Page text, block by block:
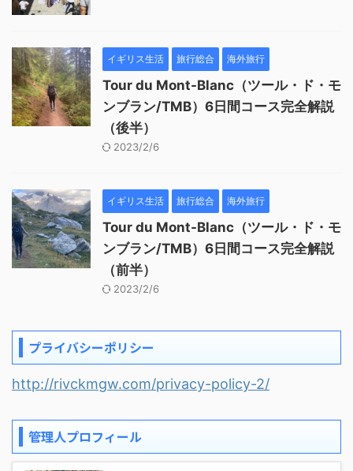
イギリス生活 旅行総合 海外旅行
Tour du Mont-Blanc（ツール・ド・モ
ンブラン/TMB）6日間コース完全解説
（後半）
2023/2/6
イギリス生活 旅行総合 海外旅行
Tour du Mont-Blanc（ツール・ド・モ
ンブラン/TMB）6日間コース完全解説
（前半）
2023/2/6
プライバシーポリシー
http://rivckmgw.com/privacy-policy-2/
管理人プロフィール